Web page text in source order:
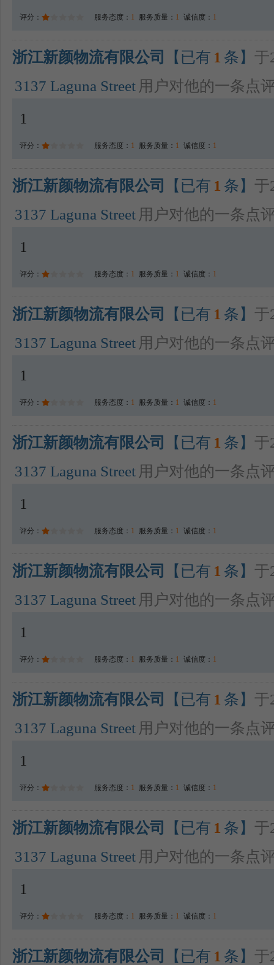
评分： 服务态度： 1 服务质量： 1 诚信度： 1
浙江新颜物流有限公司 【已有 1 条】 于
3137 Laguna Street 用户对他的一条点
1
评分： 服务态度： 1 服务质量： 1 诚信度： 1
浙江新颜物流有限公司 【已有 1 条】 于
3137 Laguna Street 用户对他的一条点
1
评分： 服务态度： 1 服务质量： 1 诚信度： 1
浙江新颜物流有限公司 【已有 1 条】 于
3137 Laguna Street 用户对他的一条点
1
评分： 服务态度： 1 服务质量： 1 诚信度： 1
浙江新颜物流有限公司 【已有 1 条】 于
3137 Laguna Street 用户对他的一条点
1
评分： 服务态度： 1 服务质量： 1 诚信度： 1
浙江新颜物流有限公司 【已有 1 条】 于
3137 Laguna Street 用户对他的一条点
1
评分： 服务态度： 1 服务质量： 1 诚信度： 1
浙江新颜物流有限公司 【已有 1 条】 于
3137 Laguna Street 用户对他的一条点
1
评分： 服务态度： 1 服务质量： 1 诚信度： 1
浙江新颜物流有限公司 【已有 1 条】 于
3137 Laguna Street 用户对他的一条点
1
评分： 服务态度： 1 服务质量： 1 诚信度： 1
浙江新颜物流有限公司 【已有 1 条】 于